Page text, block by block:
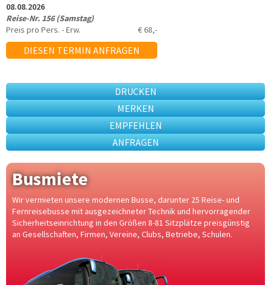
08.08.2026
Reise-Nr. 156 (Samstag)
Preis pro Pers. - Erw.
€ 68,-
DIESEN TERMIN ANFRAGEN
DRUCKEN
MERKEN
EMPFEHLEN
ANFRAGEN
Busmiete
Wir vermieten unsere modernen Busse, darunter 25 Reise- und
Fernreisebusse mit ausgezeichneter Technik und hervorragender
Sicherheitseinrichtung in den Größen 8-81 Sitzplätze preisgünstig
an Gesellschaften, Firmen, Vereine, Clubs, Betriebe, Schulen.